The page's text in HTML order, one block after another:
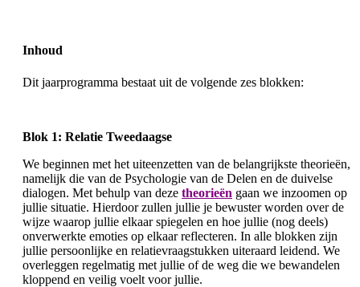
Inhoud
Dit jaarprogramma bestaat uit de volgende zes blokken:
Blok 1: Relatie Tweedaagse
We beginnen met het uiteenzetten van de belangrijkste theorieën,
namelijk die van de Psychologie van de Delen en de duivelse
dialogen. Met behulp van deze theorieën gaan we inzoomen op
jullie situatie. Hierdoor zullen jullie je bewuster worden over de
wijze waarop jullie elkaar spiegelen en hoe jullie (nog deels)
onverwerkte emoties op elkaar reflecteren. In alle blokken zijn
jullie persoonlijke en relatievraagstukken uiteraard leidend. We
overleggen regelmatig met jullie of de weg die we bewandelen
kloppend en veilig voelt voor jullie.